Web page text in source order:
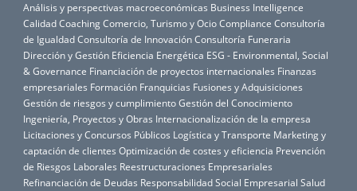
Análisis y perspectivas macroeconómicas Business Intelligence
CalidadCoachingComercio, Turismo y OcioCompliance Consultoría
de IgualdadConsultoría de InnovaciónConsultoría Funeraria
Dirección y Gestión Eficiencia Energética ESG - Environmental, Social
& Governance Financiación de proyectos internacionales Finanzas
empresariales Formación Franquicias Fusiones y Adquisiciones
Gestión de riesgos y cumplimientoGestión del Conocimiento
Ingeniería, Proyectos y Obras Internacionalización de la empresa
Licitaciones y Concursos Públicos Logística y Transporte Marketing y
captación de clientes Optimización de costes y eficiencia Prevención
de Riesgos Laborales Reestructuraciones Empresariales
Refinanciación de Deudas Responsabilidad Social Empresarial Salud